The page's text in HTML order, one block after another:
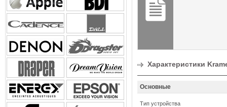
Характеристики
Основные
Тип устройства